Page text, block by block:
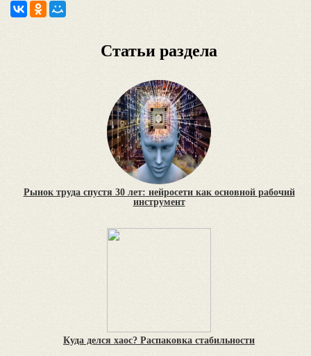
Статьи раздела
Рынок труда спустя 30 лет: нейросети как основной рабочий
инструмент
Куда делся хаос? Распаковка стабильности